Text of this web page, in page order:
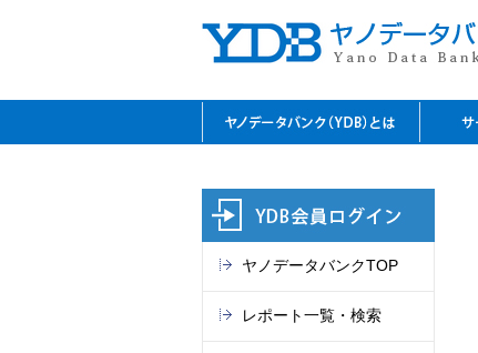
ヤノデータバンクTOP
レポート一覧・検索